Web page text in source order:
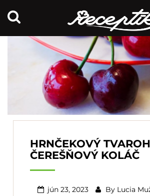
HRNČEKOVÝ
ČEREŠŇOVÝ KOLÁČ
jún 23, 2023 By Lucia